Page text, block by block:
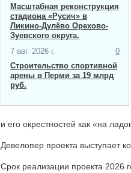
Масштабная ​реконструкция
стадиона «Русич» в
Ликино-Дулёво Орехово-
Зуевского округа.
7 авг. 2026 г.
0
Строительство спортивной
арены в Перми за 19 млрд
руб.
и его окрестностей как «на
Девелопер проекта выступает
Срок реализации проекта 2026